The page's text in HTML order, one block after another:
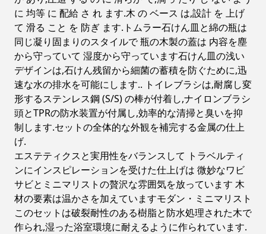
に 均等 に 配給 さ れ ます.木 の ベース は,設計 を 上げ
て 滑る こと を 防ぎ ます.トムラー石けん皿と綿の瓶は
同じ凝り固まりのスタイルで 瓶の木製の蓋は 内容を塵
から守っていて 湿度から守っています石けん皿の浅い
デザインは,石けん残留から細菌の蓄積を防ぐために,迅
速な水の排水を可能にします.. トイレブラシは,耐腐し変
形するステンレス鋼 (S/S) の棒が付着し,ナイロンブラシ
頭とTPRの防水装置が付属し,効率的な清掃と臭いを抑
制します.セットの全体的な外観を補完する金属の仕上
げ.
エステティクスと実用性をバランスして トラベルティ
ンにインスピレーションを受けた仕上げは 微妙なワビ
サビとミニマリストの贅沢な雰囲気を放っています 木
材の要素は温かさを加えていますモダン・ミニマリスト
このセットは破裂耐性のある樹脂と防水処理された木で
作られ,湿った浴室環境に耐えるように作られています.